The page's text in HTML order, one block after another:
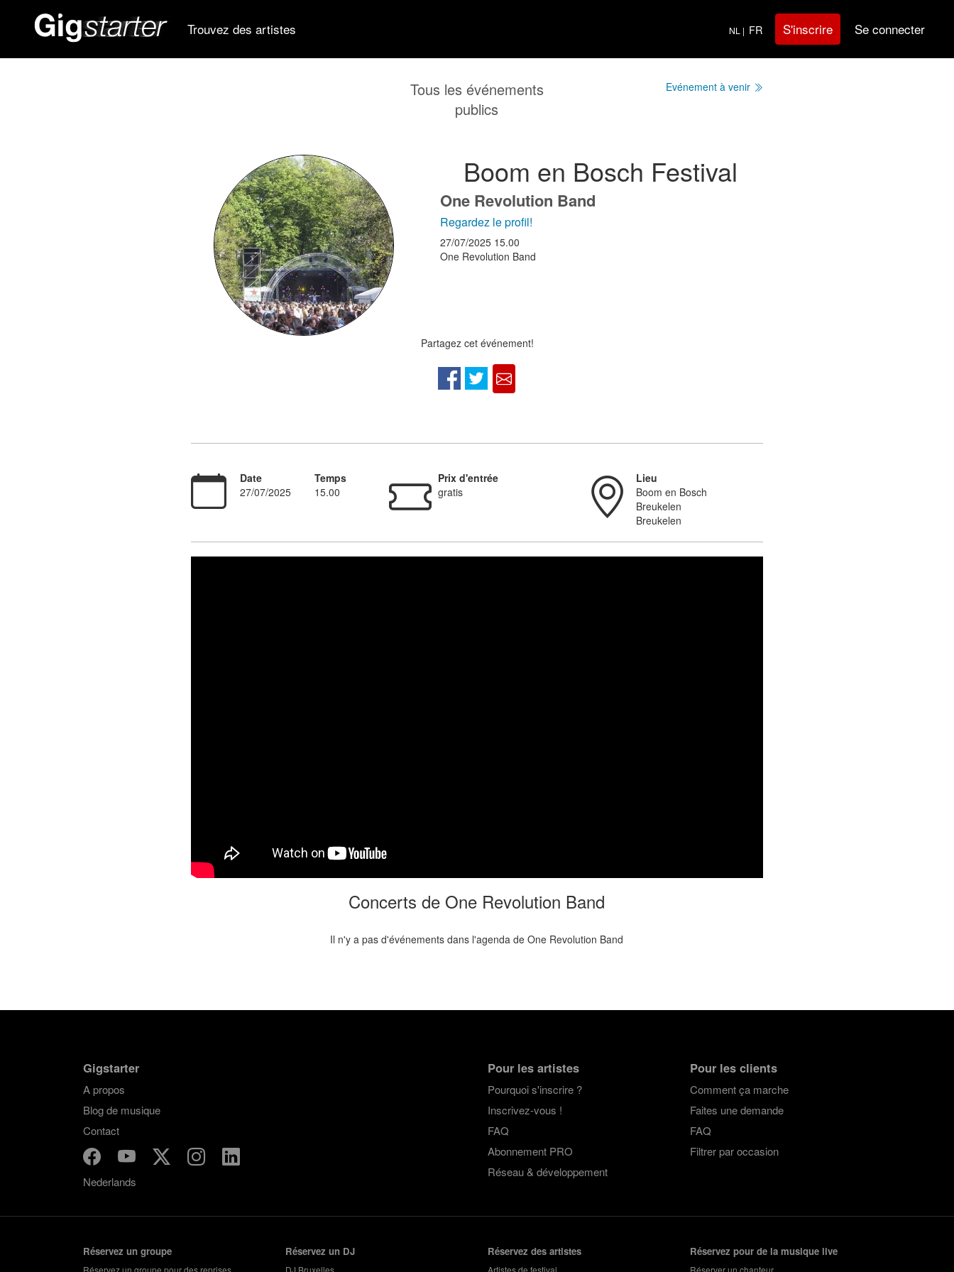
Trouvez des artistes NL | FR S'inscrire Se connecter
Tous les événements
publics
Evénement à venir
Boom en Bosch Festival
One Revolution Band
Regardez le profil!
27/07/2025 15.00
One Revolution Band
Partagez cet événement!
Date
27/07/2025
Temps
15.00
Prix d'entrée
gratis
Lieu
Boom en Bosch
Breukelen
Breukelen
Concerts de One Revolution Band
Il n'y a pas d'événements dans l'agenda de One Revolution Band
Pour les artistes
Pourquoi s'inscrire ?
Inscrivez-vous !
FAQ
Abonnement PRO
Réseau & développement
Pour les clients
Comment ça marche
Faites une demande
FAQ
Filtrer par occasion
Gigstarter
A propos
Blog de musique
Contact
Nederlands
Réservez un groupe
Réservez un groupe pour des reprises
Réservez un DJ
DJ Bruxelles
Réservez des artistes
Artistes de festival
Réservez pour de la musique live
Réserver un chanteur